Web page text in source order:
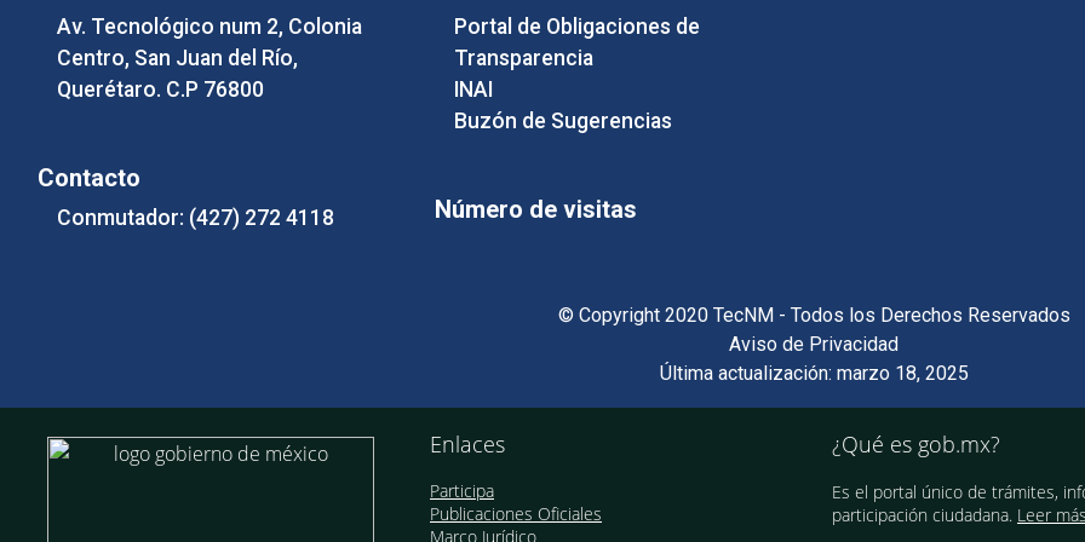
Av. Tecnológico num 2, Colonia
Centro, San Juan del Río,
Querétaro. C.P 76800
Contacto
Conmutador: (427) 272 4118
Portal de Obligaciones de
Transparencia
INAI
Buzón de Sugerencias
Número de visitas
© Copyright 2020 TecNM - Todos los Derechos Reservados
Aviso de Privacidad
Última actualización: marzo 18, 2025
Enlaces
Participa
Publicaciones Oficiales
Marco Jurídico
¿Qué es gob.mx?
Es el portal único de trámites,
participación ciudadana. Leer más